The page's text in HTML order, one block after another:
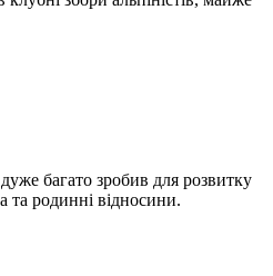
багато зробив для розвитку
та родинні відносини.